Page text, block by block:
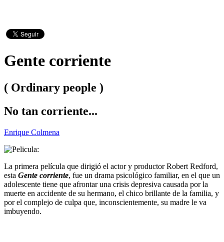
Gente corriente
( Ordinary people )
No tan corriente...
Enrique Colmena
La primera película que dirigió el actor y productor Robert Redford,
esta Gente corriente, fue un drama psicológico familiar, en el que un
adolescente tiene que afrontar una crisis depresiva causada por la
muerte en accidente de su hermano, el chico brillante de la familia, y
por el complejo de culpa que, inconscientemente, su madre le va
imbuyendo.